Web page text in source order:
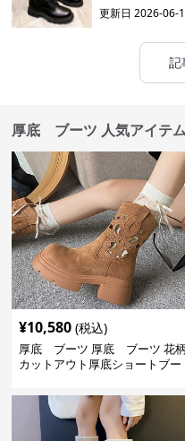
更新日2026-06-
記
厚底 ブーツ 人気アイテ
¥10,580 (税込)
厚底 ブーツ 厚底 ブーツ 花
カットアウト厚底ショートブー